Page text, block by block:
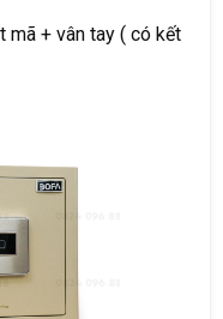
mã + vân tay ( có kết